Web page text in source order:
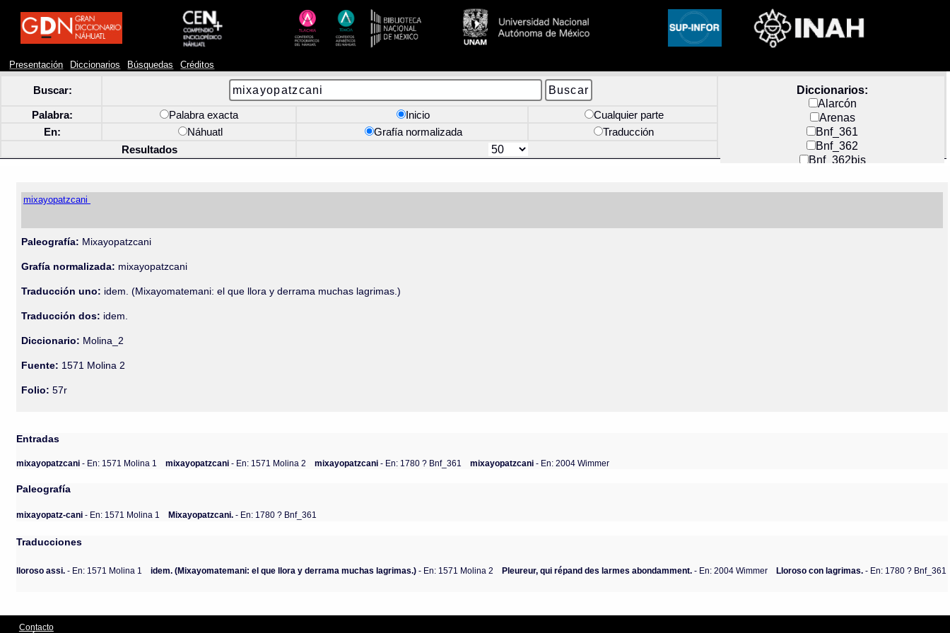
Presentación Diccionarios Búsquedas Créditos
Buscar:
Diccionarios:
Alarcón
Arenas
Bnf_361
Bnf_362
Bnf_362bis
Docs_México
Palabra: Palabra exacta Inicio
Cualquier parte
En:
Náhuatl Grafía normalizada
Traducción
Resultados
mixayopatzcani
Paleografía: Mixayopatzcani
Grafía normalizada: mixayopatzcani
Traducción uno: idem. (Mixayomatemani: el que llora y derrama muchas lagrimas.)
Traducción dos: idem.
Diccionario: Molina_2
Fuente: 1571 Molina 2
Folio: 57r
Entradas
mixayopatzcani- En: 1571 Molina 1 mixayopatzcani- En: 1571 Molina 2 mixayopatzcani- En: 1780 ? Bnf_361 mixayopatzcani- En: 2004 Wimmer
Paleografía
mixayopatz-cani - En: 1571 Molina 1 Mixayopatzcani. - En: 1780 ? Bnf_361
Traducciones
lloroso assi. - En: 1571 Molina 1 idem. (Mixayomatemani: el que llora y derrama muchas lagrimas.) - En: 1571 Molina 2 Pleureur, qui répand des larmes abondamment. - En: 2004 Wimmer Lloroso con lagrimas. - En: 1780 ? Bnf_361
Contacto